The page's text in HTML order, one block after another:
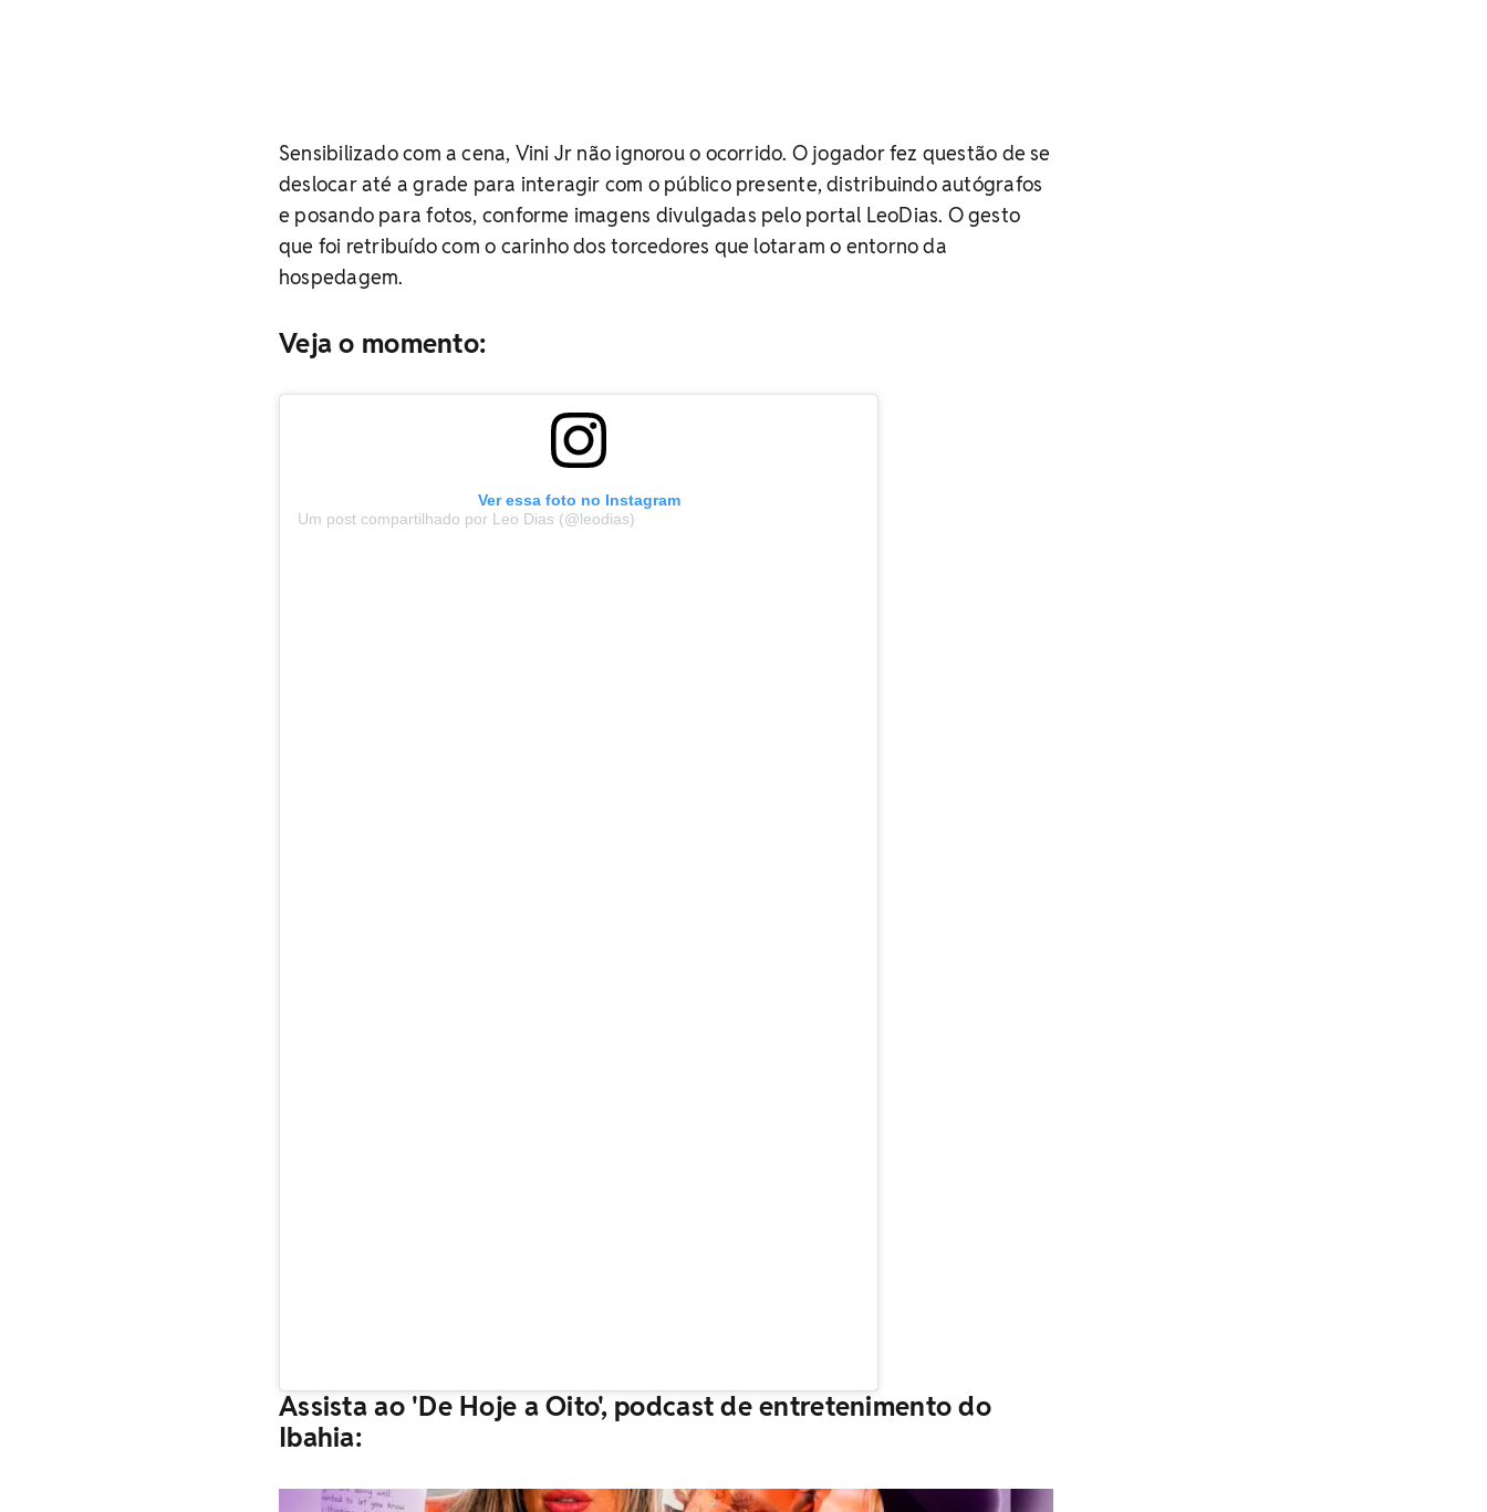
Sensibilizado com a cena, Vini Jr não ignorou o ocorrido. O jogador fez questão de se
deslocar até a grade para interagir com o público presente, distribuindo autógrafos
e posando para fotos, conforme imagens divulgadas pelo portal LeoDias. O gesto
que foi retribuído com o carinho dos torcedores que lotaram o entorno da
hospedagem.
Veja o momento:
Ver essa foto no Instagram
Um post compartilhado por Leo Dias (@leodias)
Assista ao 'De Hoje a Oito', podcast de entretenimento do
Ibahia: